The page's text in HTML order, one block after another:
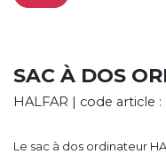
SAC À DOS
HALFAR | code article :
Le sac à dos ordinateur